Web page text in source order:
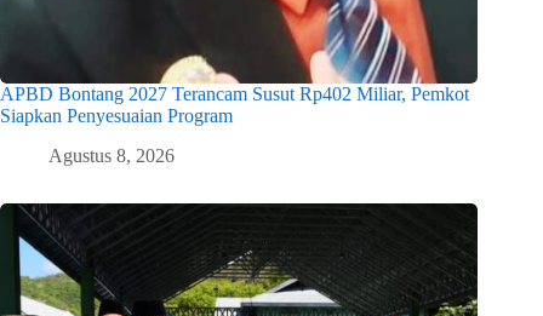
APBD Bontang 2027 Terancam Susut Rp402 Miliar, Pemkot
Siapkan Penyesuaian Program
Agustus 8, 2026